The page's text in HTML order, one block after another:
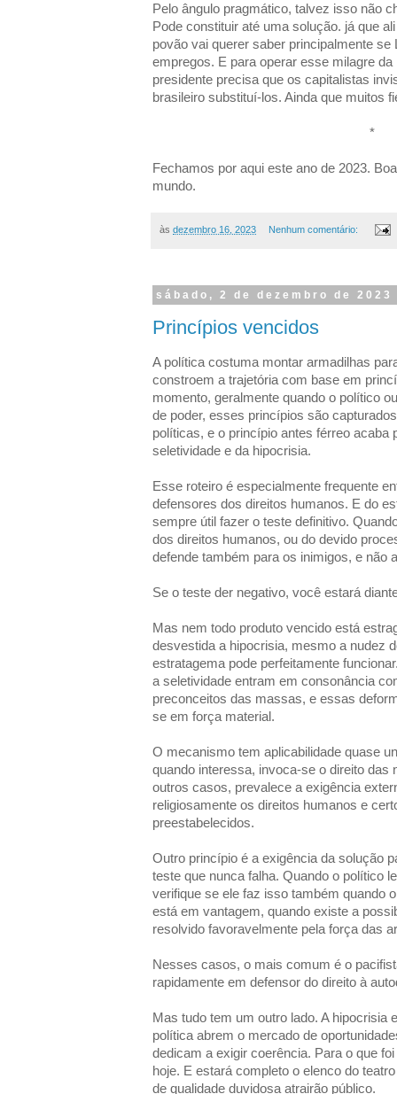
Pelo ângulo pragmático, talvez isso não
Pode constituir até uma solução. já que
povão vai querer saber principalmente
empregos. E para operar esse milagre
presidente precisa que os capitalistas
brasileiro substituí-los. Ainda que muitos
*
Fechamos por aqui este ano de 2023.
mundo.
às dezembro 16, 2023 Nenhum comentário:
sábado, 2 de dezembro de 2023
Princípios vencidos
A política costuma montar armadilhas
constroem a trajetória com base em
momento, geralmente quando o político
de poder, esses princípios são
políticas, e o princípio antes férreo acaba
seletividade e da hipocrisia.
Esse roteiro é especialmente frequente
defensores dos direitos humanos. E do
sempre útil fazer o teste definitivo.
dos direitos humanos, ou do devido
defende também para os inimigos, e não
Se o teste der negativo, você estará
Mas nem todo produto vencido está
desvestida a hipocrisia, mesmo a nudez
estratagema pode perfeitamente
a seletividade entram em consonância
preconceitos das massas, e essas
se em força material.
O mecanismo tem aplicabilidade quase
quando interessa, invoca-se o direito das
outros casos, prevalece a exigência
religiosamente os direitos humanos e
preestabelecidos.
Outro princípio é a exigência da solução
teste que nunca falha. Quando o político
verifique se ele faz isso também quando
está em vantagem, quando existe a
resolvido favoravelmente pela força das
Nesses casos, o mais comum é o
rapidamente em defensor do direito à
Mas tudo tem um outro lado. A hipocrisia
política abrem o mercado de
dedicam a exigir coerência. Para o que
hoje. E estará completo o elenco do
de qualidade duvidosa atrairão público.